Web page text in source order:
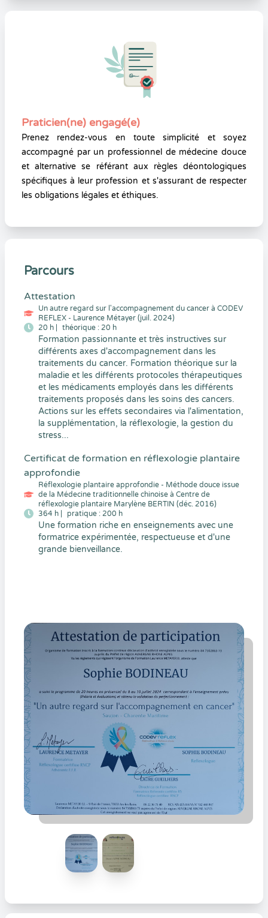
Praticien(ne) engagé(e)
Prenez rendez-vous en toute simplicité et soyez
accompagné par un professionnel de médecine douce
et alternative se référant aux règles déontologiques
spécifiques à leur profession et s'assurant de respecter
les obligations légales et éthiques.
Parcours
Attestation
Un autre regard sur l'accompagnement du cancer à CODEV
REFLEX - Laurence Métayer (juil. 2024)
20 h |
théorique : 20 h
Formation passionnante et très instructives sur
différents axes d'accompagnement dans les
traitements du cancer. Formation théorique sur la
maladie et les différents protocoles thérapeutiques
et les médicaments employés dans les différents
traitements proposés dans les soins des cancers.
Actions sur les effets secondaires via l'alimentation,
la supplémentation, la réflexologie, la gestion du
stress...
Certificat de formation en réflexologie plantaire
approfondie
Réflexologie plantaire approfondie - Méthode douce issue
de la Médecine traditionnelle chinoise à Centre de
réflexologie plantaire Marylène BERTIN (déc. 2016)
364 h |
pratique : 200 h
Une formation riche en enseignements avec une
formatrice expérimentée, respectueuse et d'une
grande bienveillance.